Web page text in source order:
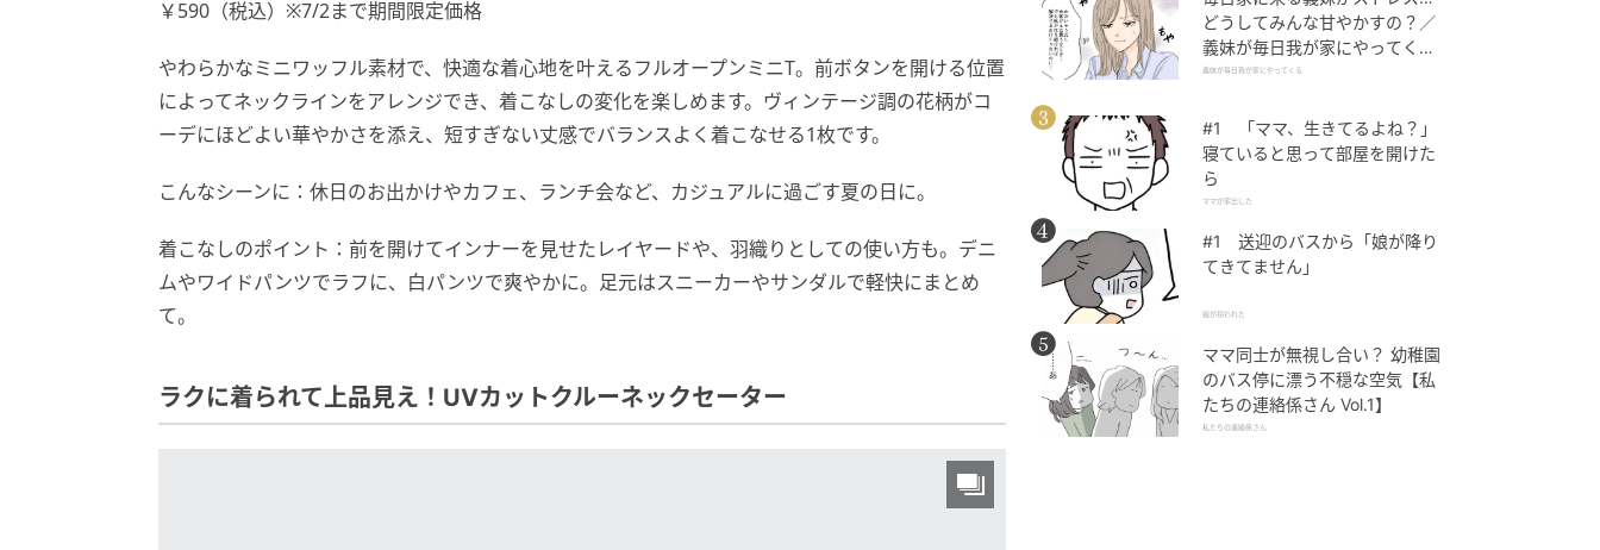
￥590（税込）※7/2まで期間限定価格
やわらかなミニワッフル素材で、快適な着心地を叶えるフルオープンミニT。前ボタンを開ける位置
によってネックラインをアレンジでき、着こなしの変化を楽しめます。ヴィンテージ調の花柄がコ
ーデにほどよい華やかさを添え、短すぎない丈感でバランスよく着こなせる1枚です。
こんなシーンに：休日のお出かけやカフェ、ランチ会など、カジュアルに過ごす夏の日に。
着こなしのポイント：前を開けてインナーを見せたレイヤードや、羽織りとしての使い方も。デニ
ムやワイドパンツでラフに、白パンツで爽やかに。足元はスニーカーやサンダルで軽快にまとめ
て。
ラクに着られて上品見え！UVカットクルーネックセーター
どうしてみんな甘やかすの？／
義妹が毎日我が家にやってくる
（1）【義父母がシンドイんで
義妹が毎日我が家にやってくる
#1 「ママ、生きてるよね？」
寝ていると思って部屋を開けた
ら
ママが家出した
#1 送迎のバスから「娘が降り
てきてません」
娘が拐われた
ママ同士が無視し合い？ 幼稚園
のバス停に漂う不穏な空気【私
たちの連絡係さん Vol.1】
私たちの連絡係さん